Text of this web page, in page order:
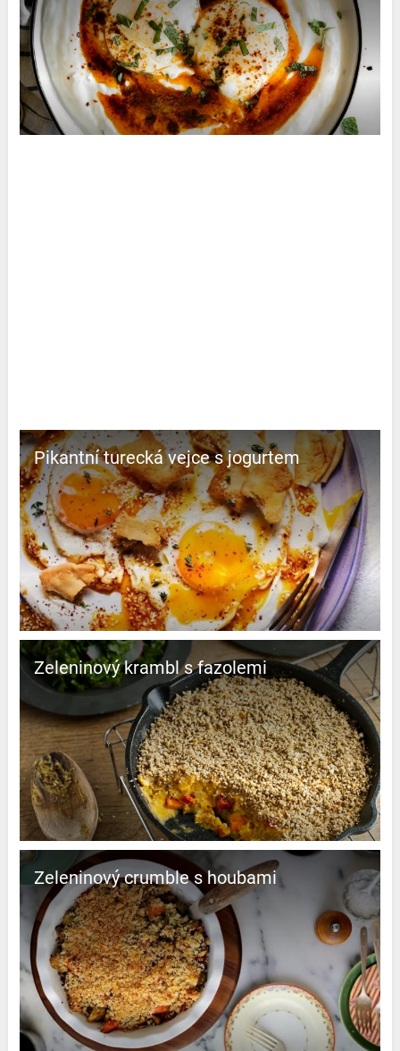
Pikantní turecká vejce s jogurtem
Zeleninový krambl s fazolemi
Zeleninový crumble s houbami